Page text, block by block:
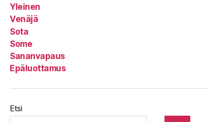
Yleinen
Venäjä
Sota
Some
Sananvapaus
Epäluottamus
Etsi